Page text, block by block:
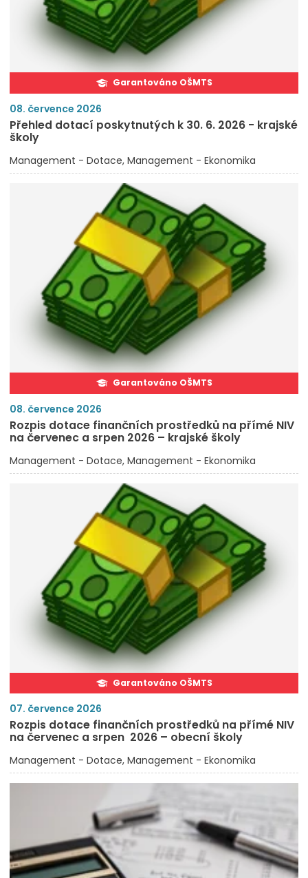
Garantováno OŠMTS
08. července 2026
Přehled dotací poskytnutých k 30. 6. 2026 - krajské
školy
Management - Dotace Management - Ekonomika
Garantováno OŠMTS
08. července 2026
Rozpis dotace finančních prostředků na přímé NIV
na červenec a srpen 2026 – krajské školy
Management - Dotace Management - Ekonomika
Garantováno OŠMTS
07. července 2026
Rozpis dotace finančních prostředků na přímé NIV
na červenec a srpen 2026 – obecní školy
Management - Dotace Management - Ekonomika